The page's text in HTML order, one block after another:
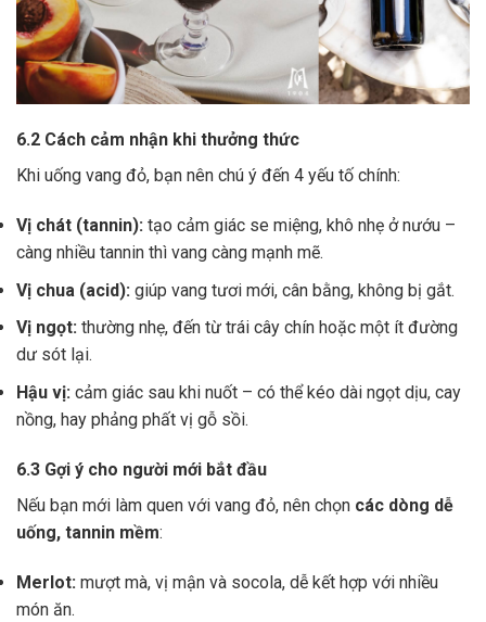
6.2 Cách cảm nhận khi thưởng thức
Khi uống vang đỏ, bạn nên chú ý đến 4 yếu tố chính:
Vị chát (tannin): tạo cảm giác se miệng, khô nhẹ ở nướu –
càng nhiều tannin thì vang càng mạnh mẽ.
Vị chua (acid): giúp vang tươi mới, cân bằng, không bị gắt.
Vị ngọt: thường nhẹ, đến từ trái cây chín hoặc một ít đường
dư sót lại.
Hậu vị: cảm giác sau khi nuốt – có thể kéo dài ngọt dịu, cay
nồng, hay phảng phất vị gỗ sồi.
6.3 Gợi ý cho người mới bắt đầu
Nếu bạn mới làm quen với vang đỏ, nên chọn các dòng dễ
uống, tannin mềm:
Merlot: mượt mà, vị mận và socola, dễ kết hợp với nhiều
món ăn.